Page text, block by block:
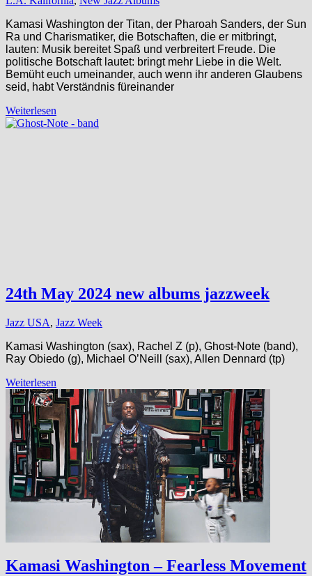
Kamasi Washington der Titan, der Pharoah Sanders, der Sun
Ra und Charismatiker, die Botschaften, die er mitbringt,
lauten: Musik bereitet Spaß und verbreitert Freude. Die
politische Botschaft lautet: bringt mehr Liebe in die Welt.
Bemüht euch umeinander, auch wenn ihr anderen Glaubens
seid, habt Verständnis füreinander
Weiterlesen
24th May 2024 new albums jazzweek
Jazz USA, Jazz Week
Kamasi Washington (sax), Rachel Z (p), Ghost-Note (band),
Ray Obiedo (g), Michael O’Neill (sax), Allen Dennard (tp)
Weiterlesen
Kamasi Washington – Fearless Movement